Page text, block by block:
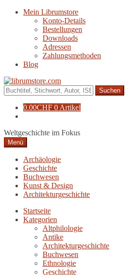
Navigation
Zum
Mein Librumstore
Konto-Details
Bestellungen
Downloads
Adressen
Zahlungsmethoden
Blog
Suche
nach:
0.00CHF 0 Artikel
Weltgeschichte im Fokus
Menü
Archäologie
Geschichte
Buchwesen
Kunst & Design
Architekturgeschichte
Startseite
Kategorien
Altphilologie
Antike
Architekturgeschichte
Buchwesen
Ethnologie
Geschichte